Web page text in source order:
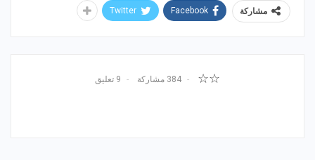
مشاركة Facebook
Twitter
☆☆ 384 مشاركة 9 تعليق